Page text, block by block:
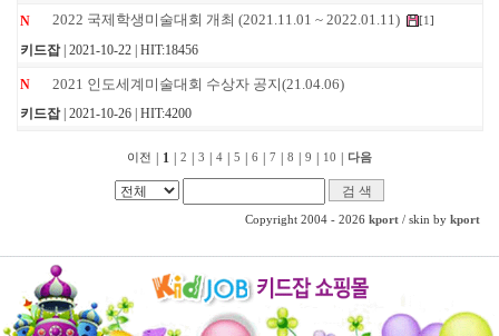
N 2022 국제학생미술대회 개최 (2021.11.01 ~ 2022.01.11) [1 ]
키드잡| 2021-10-22 | HIT:18456
N 2021 인도세계미술대회 수상자 공지(21.04.06)
키드잡| 2021-10-26 | HIT:4200
이전 1 2 3 4 5 6 7 8 9 10 다음
Copyright 2004 - 2026 kport/ skin by kport